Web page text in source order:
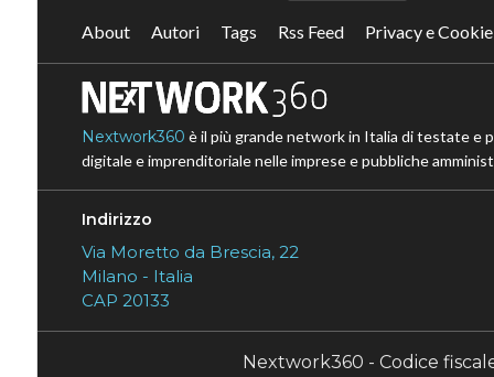
About Autori Tags Rss Feed Privacy e
Nextwork360 è il più grande network in Italia di testate e
digitale e imprenditoriale nelle imprese e pubbliche
Indirizzo
Via Moretto da Brescia, 22
Milano - Italia
CAP 20133
Nextwork360 - Codice